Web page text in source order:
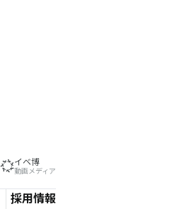
イベ博
動画メディア
採用情報